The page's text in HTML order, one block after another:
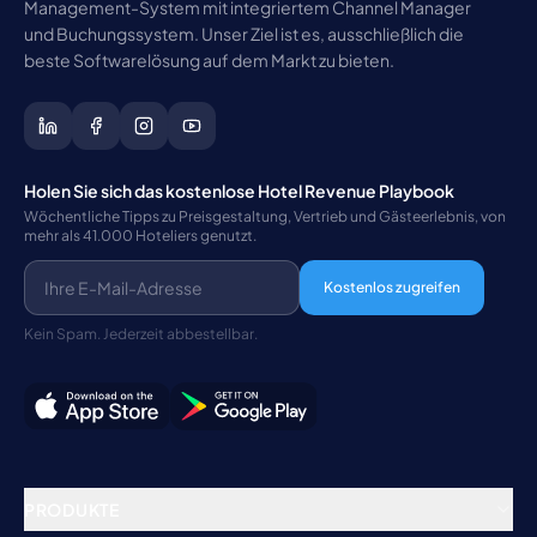
Management-System mit integriertem Channel Manager
und Buchungssystem. Unser Ziel ist es, ausschließlich die
beste Softwarelösung auf dem Markt zu bieten.
Holen Sie sich das kostenlose Hotel Revenue Playbook
Wöchentliche Tipps zu Preisgestaltung, Vertrieb und Gästeerlebnis, von
mehr als 41.000 Hoteliers genutzt.
Kostenlos zugreifen
Kein Spam. Jederzeit abbestellbar.